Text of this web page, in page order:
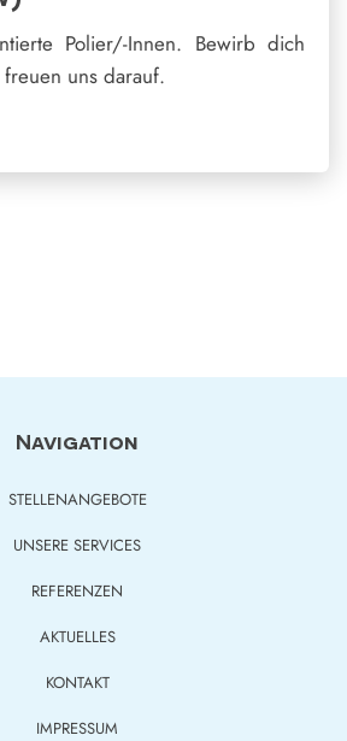
Polier/-Innen. Bewirb dich
uns darauf.
Navigation
STELLENANGEBOTE
UNSERE SERVICES
REFERENZEN
AKTUELLES
KONTAKT
IMPRESSUM